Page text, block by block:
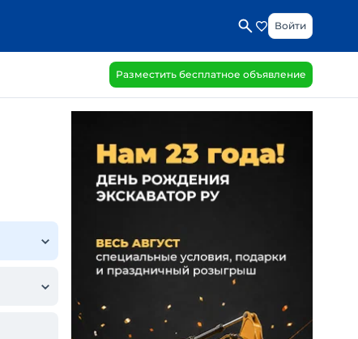
Войти
Разместить бесплатное объявление